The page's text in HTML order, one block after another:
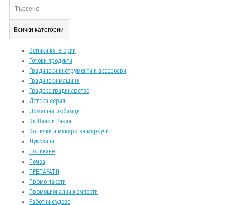
Всички категории
Всички категории
Готови продукти
Градински инструменти и аксесоари
Градински машини
Градско градинарство
Детска серия
Домашни любимци
За Вино и Ракия
Колички и макари за маркучи
Луковици
Поливане
Почва
ПРЕПАРАТИ
Промо пакети
Промоционални компекти
Работни съдове